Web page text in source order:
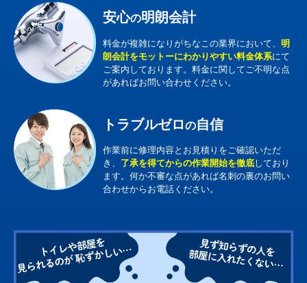
安心の明朗会計
料金が複雑になりがちなこの業界において、 明
朗会計をモットーにわかりやすい料金体系にて
ご案内しております。料金に関してご不明な点
があればお問い合わせください。
トラブルゼロの自信
作業前に修理内容とお見積りをご確認いただ
き、 了承を得てからの作業開始を徹底しており
ます。何か不審な点があれば名刺の裏のお問い
合わせからお電話ください。